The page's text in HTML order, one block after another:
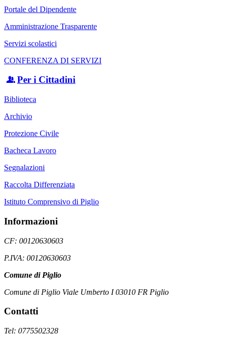
Portale del Dipendente
Amministrazione Trasparente
Servizi scolastici
CONFERENZA DI SERVIZI
Per i Cittadini
Biblioteca
Archivio
Protezione Civile
Bacheca Lavoro
Segnalazioni
Raccolta Differenziata
Istituto Comprensivo di Piglio
Informazioni
CF: 00120630603
P.IVA: 00120630603
Comune di Piglio
Comune di Piglio Viale Umberto I 03010 FR Piglio
Contatti
Tel: 0775502328